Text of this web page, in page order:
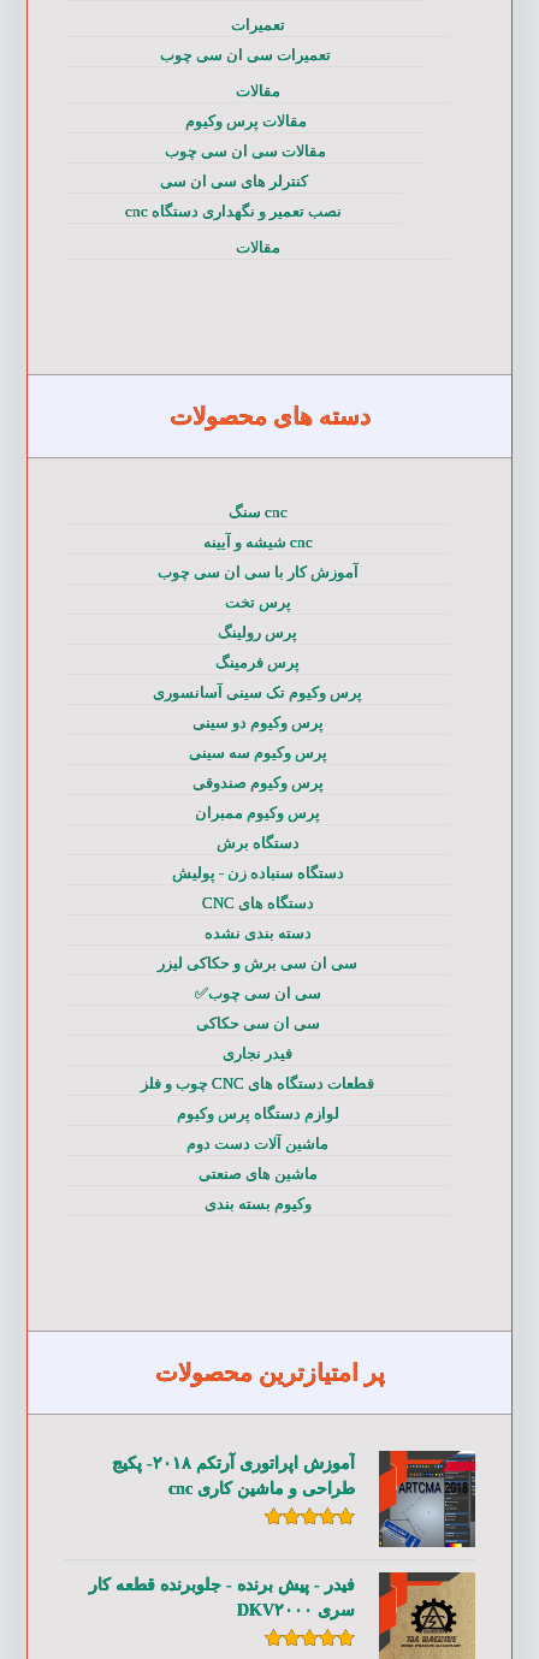
تعمیرات
تعمیرات سی ان سی چوب
مقالات
مقالات پرس وکیوم
مقالات سی ان سی چوب
کنترلر های سی ان سی
نصب تعمیر و نگهداری دستگاه cnc
مقالات
دسته های محصولات
cnc سنگ
cnc شیشه و آیینه
آموزش کار با سی ان سی چوب
پرس تخت
پرس رولینگ
پرس فرمینگ
پرس وکیوم تک سینی آسانسوری
پرس وکیوم دو سینی
پرس وکیوم سه سینی
پرس وکیوم صندوقی
پرس وکیوم ممبران
دستگاه برش
دستگاه سنباده زن - پولیش
دستگاه های CNC
دسته بندی نشده
سی ان سی برش و حکاکی لیزر
سی ان سی چوب✅
سی ان سی حکاکی
فیدر نجاری
قطعات دستگاه های CNC چوب و فلز
لوازم دستگاه پرس وکیوم
ماشین آلات دست دوم
ماشین های صنعتی
وکیوم بسته بندی
پر امتیازترین محصولات
آموزش اپراتوری آرتکم ۲۰۱۸- پکیج
طراحی و ماشین کاری cnc
فیدر - پیش برنده - جلوبرنده قطعه کار
سری DKV۲۰۰۰